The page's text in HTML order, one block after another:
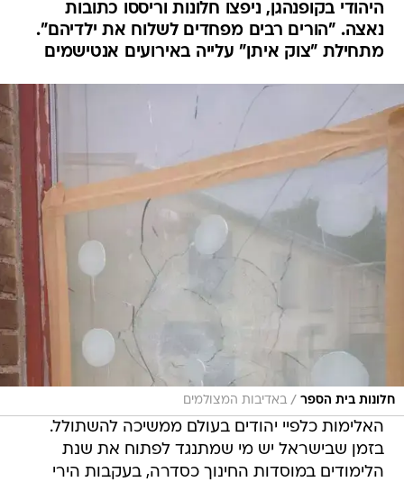
היהודי בקופנהגן, ניפצו חלונות וריססו כתובות
נאצה. "הורים רבים מפחדים לשלוח את ילדיהם".
מתחילת "צוק איתן" עלייה באירועים אנטישמים
חלונות בית הספר / באדיבות המצולמים
האלימות כלפיי יהודים בעולם ממשיכה להשתולל.
בזמן שבישראל יש מי שמתנגד לפתוח את שנת
הלימודים במוסדות החינוך כסדרה, בעקבות הירי